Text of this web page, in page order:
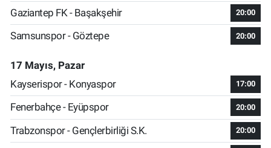
Gaziantep FK - Başakşehir 20:00
Samsunspor - Göztepe 20:00
17 Mayıs, Pazar
Kayserispor - Konyaspor
17:00
Fenerbahçe - Eyüpspor 20:00
Trabzonspor - Gençlerbirliği S.K. 20:00